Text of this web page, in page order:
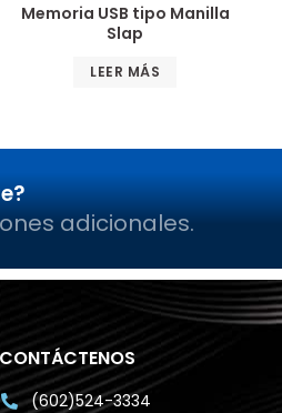
Memoria USB tipo Manilla
Slap
LEER MÁS
adicionales.
CONTÁCTENOS
(602)524-3334